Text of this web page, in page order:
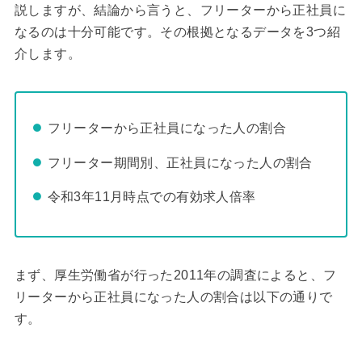
説しますが、結論から言うと、フリーターから正社員に
なるのは十分可能です。その根拠となるデータを3つ紹
介します。
フリーターから正社員になった人の割合
フリーター期間別、正社員になった人の割合
令和3年11月時点での有効求人倍率
まず、厚生労働省が行った2011年の調査によると、フ
リーターから正社員になった人の割合は以下の通りで
す。